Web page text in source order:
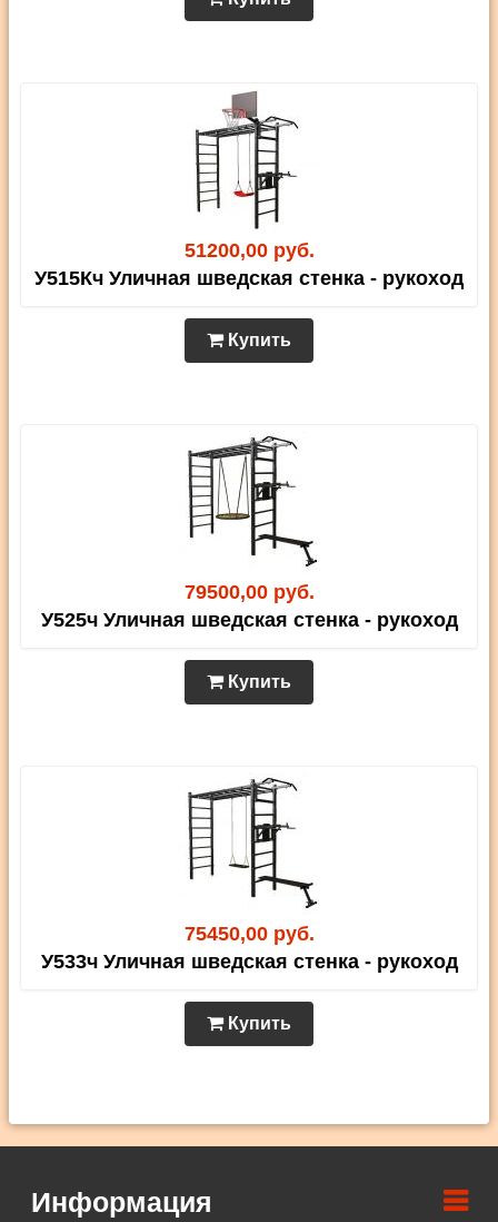
51200,00 руб.
У515Кч Уличная шведская стенка - рукоход
Купить
79500,00 руб.
У525ч Уличная шведская стенка - рукоход
Купить
75450,00 руб.
У533ч Уличная шведская стенка - рукоход
Купить
Информация